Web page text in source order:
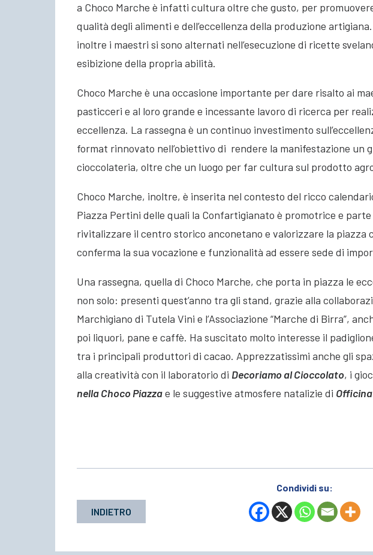
a Choco Marche è infatti cultura oltre che gusto, per
qualità degli alimenti e dell’eccellenza della produzione
inoltre i maestri si sono alternati nell’esecuzione di ricette
esibizione della propria abilità.
Choco Marche è una occasione importante per dare risalto ai
pasticceri e al loro grande e incessante lavoro di ricerca per
eccellenza. La rassegna è un continuo investimento
format rinnovato nell’obiettivo di rendere la manifestazione un
cioccolateria, oltre che un luogo per far cultura sul prodotto
Choco Marche, inoltre, è inserita nel contesto del ricco
Piazza Pertini delle quali la Confartigianato è promotrice e
rivitalizzare il centro storico anconetano e valorizzare la piazza
conferma la sua vocazione e funzionalità ad essere sede di
Una rassegna, quella di Choco Marche, che porta in piazza le
non solo: presenti quest’anno tra gli stand, grazie alla
Marchigiano di Tutela Vini e l’Associazione “Marche di Birra”,
poi liquori, pane e caffè. Ha suscitato molto interesse il
tra i principali produttori di cacao. Apprezzatissimi anche gli
alla creatività con il laboratorio di Decoriamo al Cioccolato, i
nella Choco Piazzae le suggestive atmosfere natalizie di
INDIETRO
Condividi su: